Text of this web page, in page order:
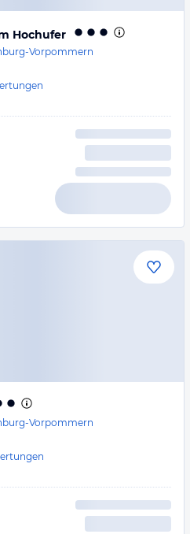
Hochufer
Vorpommern
Vorpommern